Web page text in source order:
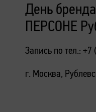
День
ПЕРСОНЕ
Запись по тел.:
г. Москва,